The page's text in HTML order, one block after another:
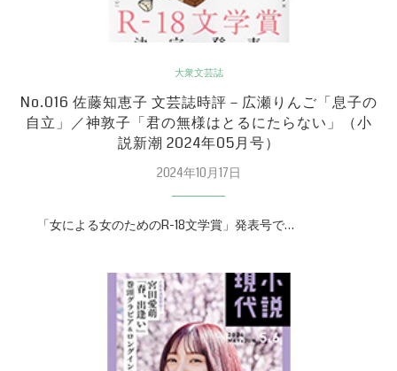
大衆文芸誌
No.016 佐藤知恵子 文芸誌時評－広瀬りんご「息子の
自立」／神敦子「君の無様はとるにたらない」（小
説新潮 2024年05月号）
2024年10月17日
「女による女のためのR-18文学賞」発表号で…